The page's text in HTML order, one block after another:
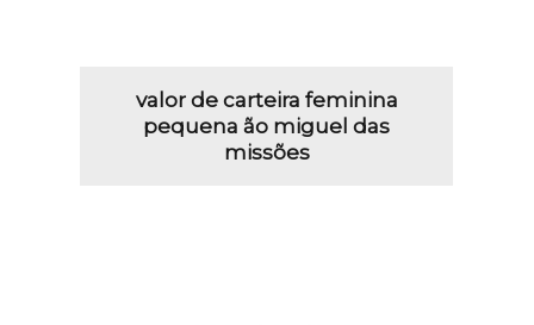
valor de carteira feminina
pequena ão miguel das
missões